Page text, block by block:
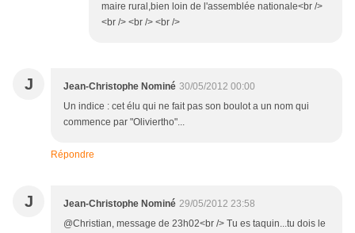
maire rural,bien loin de l'assemblée nationale<br />
<br /> <br /> <br />
J Jean-Christophe Nominé 30/05/2012 00:00
Un indice : cet élu qui ne fait pas son boulot a un nom qui
commence par "Oliviertho"...
Répondre
J Jean-Christophe Nominé 29/05/2012 23:58
@Christian, message de 23h02<br /> Tu es taquin...tu dois le